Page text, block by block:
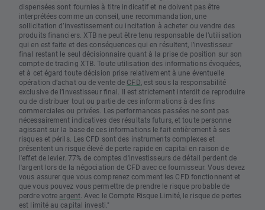
dispensées sont fournies à titre indicatif et ne doivent pas être
interprétées comme un conseil, une recommandation, une
sollicitation d’investissement ou incitation à acheter ou vendre des
produits financiers. XTB ne peut être tenu responsable de l’utilisation
qui en est faite et des conséquences qui en résultent, l’investisseur
final restant le seul décisionnaire quant à la prise de position sur son
compte de trading XTB. Toute utilisation des informations évoquées,
et à cet égard toute décision prise relativement à une éventuelle
opération d’achat ou de vente de CFD , est sous la responsabilité
exclusive de l’investisseur final. Il est strictement interdit de reproduire
ou de distribuer tout ou partie de ces informations à des fins
commerciales ou privées. Les performances passées ne sont pas
nécessairement indicatives des résultats futurs, et toute personne
agissant sur la base de ces informations le fait entièrement à ses
risques et périls. Les CFD sont des instruments complexes et
présentent un risque élevé de perte rapide en capital en raison de
l'effet de levier. 77% de comptes d'investisseurs de détail perdent de
l'argent lors de la négociation de CFD avec ce fournisseur. Vous devez
vous assurer que vous comprenez comment les CFD fonctionnent et
que vous pouvez vous permettre de prendre le risque probable de
perdre votre argent. Avec le Compte Risque Limité, le risque de pertes
est limité au capital investi."